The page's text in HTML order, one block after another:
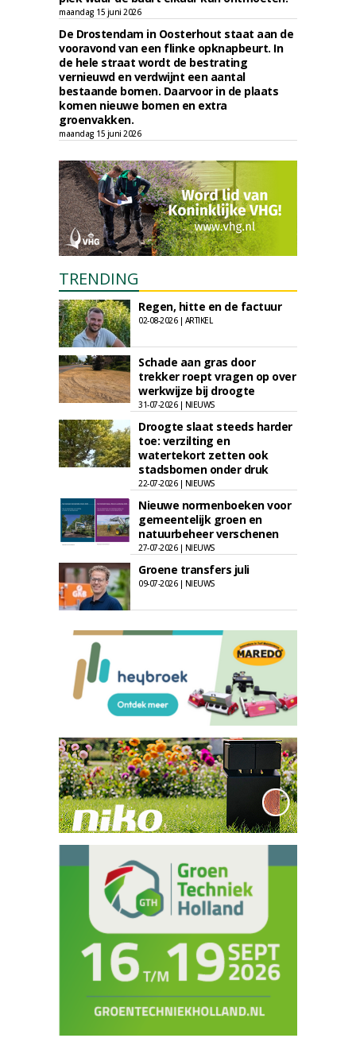
maandag 15 juni 2026
De Drostendam in Oosterhout staat aan de
vooravond van een flinke opknapbeurt. In
de hele straat wordt de bestrating
vernieuwd en verdwijnt een aantal
bestaande bomen. Daarvoor in de plaats
komen nieuwe bomen en extra
groenvakken.
maandag 15 juni 2026
TRENDING
Regen, hitte en de factuur
02-08-2026 | ARTIKEL
Schade aan gras door
trekker roept vragen op over
werkwijze bij droogte
31-07-2026 | NIEUWS
Droogte slaat steeds harder
toe: verzilting en
watertekort zetten ook
stadsbomen onder druk
22-07-2026 | NIEUWS
Nieuwe normenboeken voor
gemeentelijk groen en
natuurbeheer verschenen
27-07-2026 | NIEUWS
Groene transfers juli
09-07-2026 | NIEUWS